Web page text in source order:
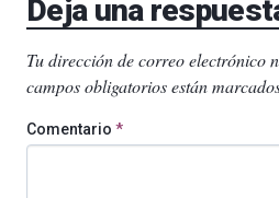
Deja una
Tu dirección de correo electrónico
campos obligatorios están
Comentario *